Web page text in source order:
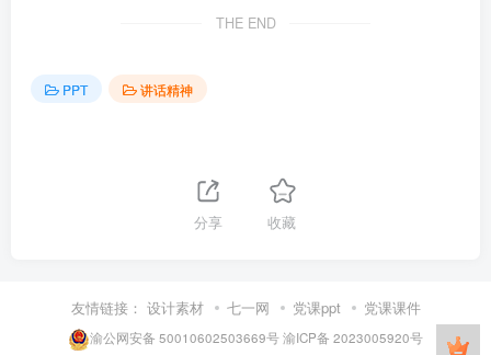
THE END
PPT 讲话精神
分享 收藏
友情链接： 设计素材 七一网 党课ppt 党课课件
渝公网安备 50010602503669号渝ICP备 2023005920号